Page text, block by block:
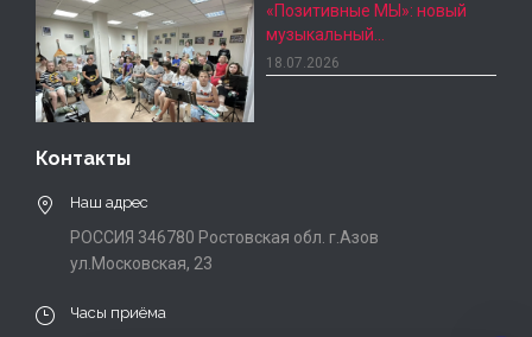
«Позитивные МЫ»: новый
музыкальный…
18.07.2026
Контакты
Наш адрес
РОССИЯ 346780 Ростовская обл. г.Азов
ул.Московская, 23
Часы приёма